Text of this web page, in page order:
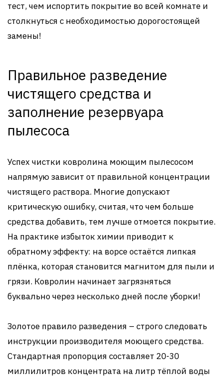
тест, чем испортить покрытие во всей комнате и
столкнуться с необходимостью дорогостоящей
замены!
Правильное разведение
чистящего средства и
заполнение резервуара
пылесоса
Успех чистки ковролина моющим пылесосом
напрямую зависит от правильной концентрации
чистящего раствора. Многие допускают
критическую ошибку, считая, что чем больше
средства добавить, тем лучше отмоется покрытие.
На практике избыток химии приводит к
обратному эффекту: на ворсе остаётся липкая
плёнка, которая становится магнитом для пыли и
грязи. Ковролин начинает загрязняться
буквально через несколько дней после уборки!
Золотое правило разведения – строго следовать
инструкции производителя моющего средства.
Стандартная пропорция составляет 20-30
миллилитров концентрата на литр тёплой воды